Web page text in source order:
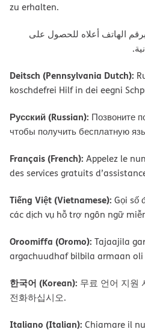
zu erhalten.
اﻟﮭﺎﺗﻒ أﻋﻼه ﻟﻠﺤﺼﻮل ﻋﻠﻰ
Deitsch (Pennsylvania Dutch):
koschdefrei Hilf in dei eegni
Русский (Russian): Позвоните
чтобы получить бесплатную
Français (French): Appelez le
des services gratuits
Tiếng Việt (Vietnamese): Gọi số
các dịch vụ hỗ trợ ngôn ngữ
Oroomiffa (Oromo): Tajaajila
argachuudhaf bilbila armaan
한국어 (Korean): 무료 언어 지원
전화하십시오.
Italiano (Italian): Chiamare il